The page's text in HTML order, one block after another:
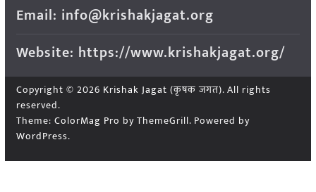
Email: info@krishakjagat.org
Website: https://www.krishakjagat.org/
Copyright © 2026 Krishak Jagat (कृषक जगत). All rights
reserved.
Theme: ColorMag Pro by ThemeGrill. Powered by
WordPress.